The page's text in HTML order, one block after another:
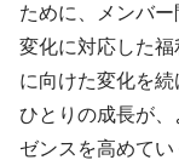
ために、メンバ
変化に対応した
に向けた変化を
ひとりの成長が
ゼンスを高めて